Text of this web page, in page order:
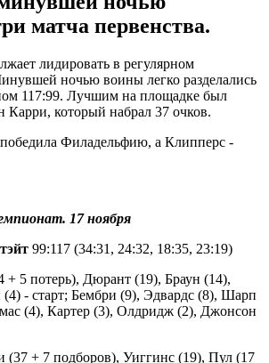
матча первенства.
лидировать в регулярном
ночью воины легко разделались
117:99. Лучшим на площадке был
Карри, который набрал 37 очков.
Филадельфию, а Клипперс -
17 ноября
99:117 (34:31, 24:32, 18:35, 23:19)
+ 5 потерь), Дюрант (19), Браун (14),
- старт; Бембри (9), Эдвардс (8), Шарп
(4), Картер (3), Олдридж (2), Джонсон
(37 + 7 подборов), Уиггинс (19), Пул (17